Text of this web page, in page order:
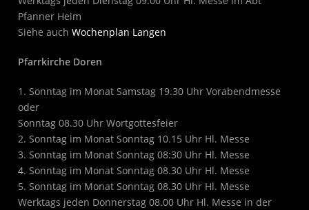
Pfanner Heim
Siehe auchWochenplan Langen
Pfarrkirche Doren
1. Sonntag im Monat Samstag 19.30 Uhr Vorabendmesse
oder
Sonntag 08.30 Uhr Wortgottesfeier
2. Sonntag im Monat Sonntag 10.15 Uhr Hl. Messe
3. Sonntag im Monat Sonntag 08:30 Uhr Hl. Messe
4. Sonntag im Monat Sonntag 08.30 Uhr Hl. Messe
5. Sonntag im Monat Sonntag 08.30 Uhr Hl. Messe
Werktags jeden Donnerstag 08.00 Uhr Hl. Messe in der